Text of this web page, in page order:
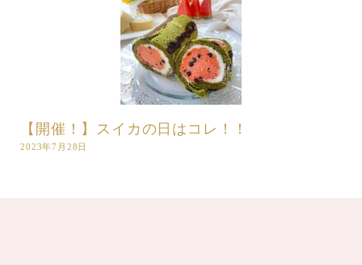
【開催！】スイカの日はコレ！！
2023年7月28日